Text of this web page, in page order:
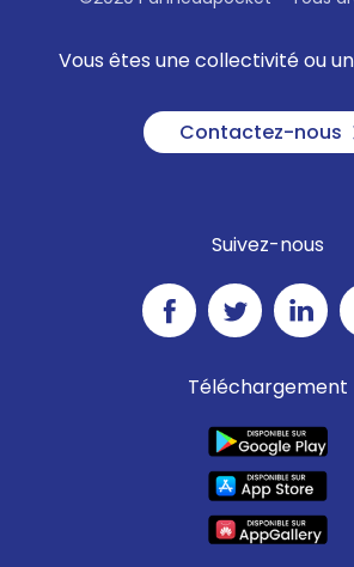
Vous êtes une collectivité ou
Contactez-nous
Suivez-nous
Téléchargement